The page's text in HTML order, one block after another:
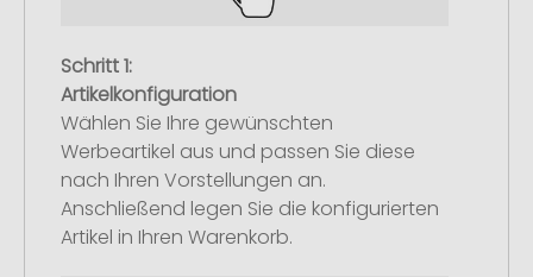
Schritt 1:
Artikelkonfiguration
Wählen Sie Ihre gewünschten
Werbeartikel aus und passen Sie diese
nach Ihren Vorstellungen an.
Anschließend legen Sie die konfigurierten
Artikel in Ihren Warenkorb.